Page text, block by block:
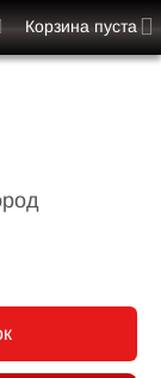
Корзина пуста